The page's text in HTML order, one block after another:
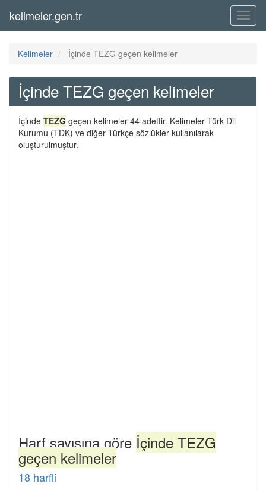
Menü
kelimeler.gen.tr
Kelimeler İçinde TEZG geçen kelimeler
İçinde TEZG geçen kelimeler
İçinde TEZG geçen kelimeler 44 adettir. Kelimeler Türk Dil
Kurumu (TDK) ve diğer Türkçe sözlükler kullanılarak
oluşturulmuştur.
Harf sayısına göre İçinde TEZG
geçen kelimeler
18 harfli